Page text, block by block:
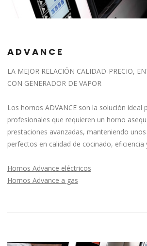
ADVANCE
LA MEJOR RELACIÓN CALIDAD-PRECIO,
CON GENERADOR DE VAPOR
Los hornos ADVANCE son la solución ideal
profesionales que requieren un horno
prestaciones avanzadas, manteniendo
perfectos en calidad de cocinado, eficiencia
Hornos Advance eléctricos
Hornos Advance a gas